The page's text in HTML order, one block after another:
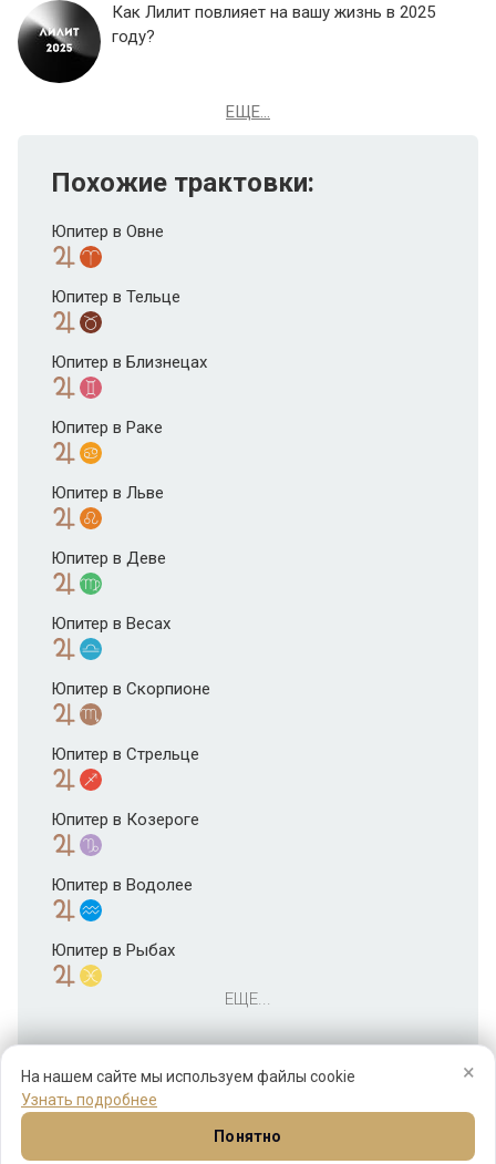
×
На нашем сайте мы используем файлы cookie
Узнать подробнее
Понятно
Как Лилит повлияет на вашу жизнь в 2025
году?
ЕЩЕ...
Похожие трактовки:
Юпитер в Овне
Юпитер в Тельце
Юпитер в Близнецах
Юпитер в Раке
Юпитер в Льве
Юпитер в Деве
Юпитер в Весах
Юпитер в Скорпионе
Юпитер в Стрельце
Юпитер в Козероге
Юпитер в Водолее
Юпитер в Рыбах
ЕЩЕ...